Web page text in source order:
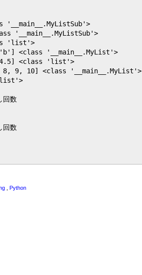
'__main__.MyListSub'>
'list'>
<class '__main__.MyList'>
<class 'list'>
9, 10] <class '__main__.MyList'>
回数
回数
,Python